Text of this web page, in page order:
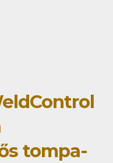
tompa-